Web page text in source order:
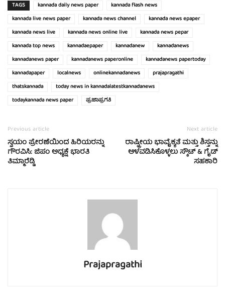
TAGS kannada daily news paper
kannada flash news
kannada live news paper
kannada news channel
kannada news epaper
kannada news live
kannada news online live
kannada news pepar
kannada top news
kannadaepaper kannadanew
kannadanews
kannadanews paper
kannadanews paperonline
kannadanews papertoday
kannadapaper
localnews onlinekannadanews
prajapragathi
thatskannada
today news in kannadalatestkannadanews
todaykannada news paper
ಪ್ರಜಾಪ್ರಗತಿ
Previous article
ಸ್ವಯಂ ಪ್ರೇರಣೆಯಿಂದ ಹಿರಿಯರನ್ನು
ಗೌರವಿಸಿ: ಜಿಪಂ ಅಧ್ಯಕ್ಷೆ ಭಾರತಿ
ತಿಮ್ಮಾರೆಡ್ಡಿ
Next article
ರಾಷ್ಟ್ರೀಯ ಭಾವೈಕ್ಯತೆ ಮತ್ತು ಶಿಸ್ತನ್ನು
ಅಳವಡಿಸಿಕೊಳ್ಳಲು ಸ್ಕೌಟ್ & ಗೈಡ್
ಸಹಕಾರಿ
Prajapragathi